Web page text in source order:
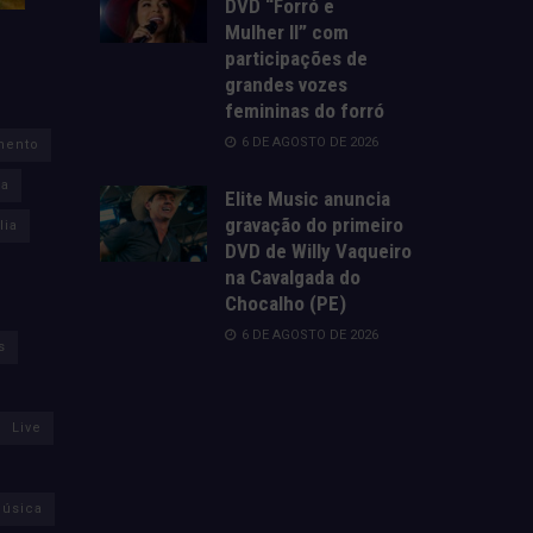
Live
DVD “Forró e
Mulher II” com
participações de
grandes vozes
femininas do forró
6 DE AGOSTO DE 2026
Elite Music anuncia
gravação do primeiro
DVD de Willy Vaqueiro
na Cavalgada do
Chocalho (PE)
6 DE AGOSTO DE 2026